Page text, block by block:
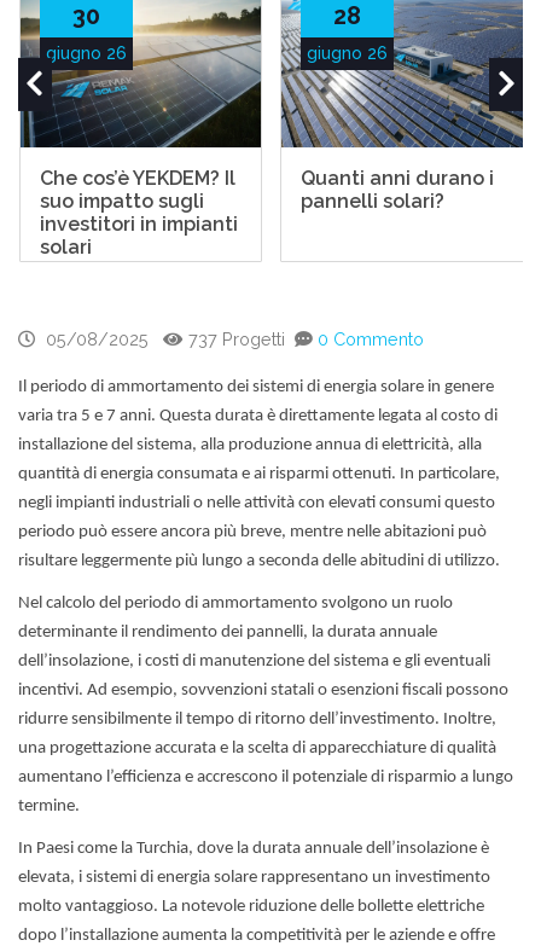
30
giugno 26
Che cos’è YEKDEM? Il
suo impatto sugli
investitori in impianti
solari
28
giugno 26
Quanti anni durano i
pannelli solari?
05/08/2025 737 Progetti 0 Commento
Il periodo di ammortamento dei sistemi di energia solare in genere
varia tra 5 e 7 anni. Questa durata è direttamente legata al costo di
installazione del sistema, alla produzione annua di elettricità, alla
quantità di energia consumata e ai risparmi ottenuti. In particolare,
negli impianti industriali o nelle attività con elevati consumi questo
periodo può essere ancora più breve, mentre nelle abitazioni può
risultare leggermente più lungo a seconda delle abitudini di utilizzo.
Nel calcolo del periodo di ammortamento svolgono un ruolo
determinante il rendimento dei pannelli, la durata annuale
dell’insolazione, i costi di manutenzione del sistema e gli eventuali
incentivi. Ad esempio, sovvenzioni statali o esenzioni fiscali possono
ridurre sensibilmente il tempo di ritorno dell’investimento. Inoltre,
una progettazione accurata e la scelta di apparecchiature di qualità
aumentano l’efficienza e accrescono il potenziale di risparmio a lungo
termine.
In Paesi come la Turchia, dove la durata annuale dell’insolazione è
elevata, i sistemi di energia solare rappresentano un investimento
molto vantaggioso. La notevole riduzione delle bollette elettriche
dopo l’installazione aumenta la competitività per le aziende e offre